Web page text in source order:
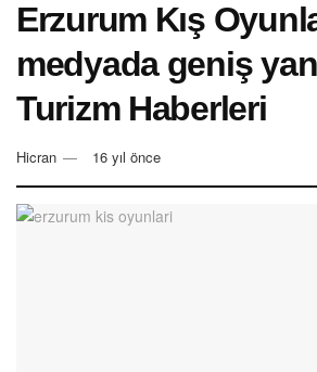
Erzurum Kış
medyada geniş
Turizm Haberleri
Hicran 16 yıl önce